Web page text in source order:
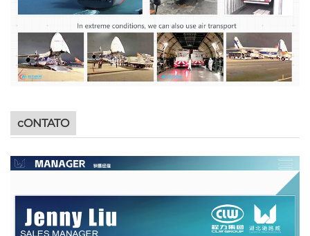
cONTATO